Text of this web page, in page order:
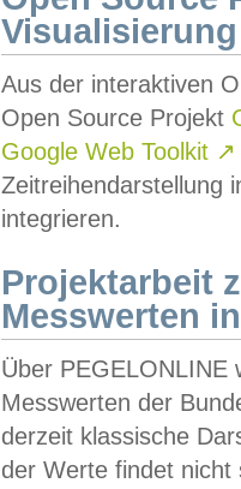
Visualisierung
Aus der interaktiven
Open Source Projekt
Google Web Toolkit ↗
Zeitreihendarstellung
integrieren.
Projektarbeit
Messwerten
Über PEGELONLINE
Messwerten der
derzeit klassische
der Werte findet